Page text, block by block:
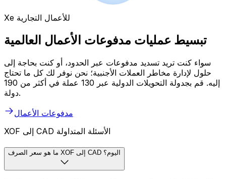
Xe للأعمال التجارية
تبسيط عمليات مدفوعات الأعمال العالمية
سواء كنت تريد تسديد مدفوعات عبر الحدود، أو كنت بحاجة إلى
حلول لإدارة مخاطر العملات الأجنبية؛ نحن نوفر لك كل ما تحتاج
إليه. قم بجدولة التحويلات الدولية عبر 130 عملة في أكثر من 190
دولة.
مدفوعات الأعمال
XOF إلى CAD الأسئلة المتداولة
ما هو سعر الصرف XOF إلى CAD اليوم؟